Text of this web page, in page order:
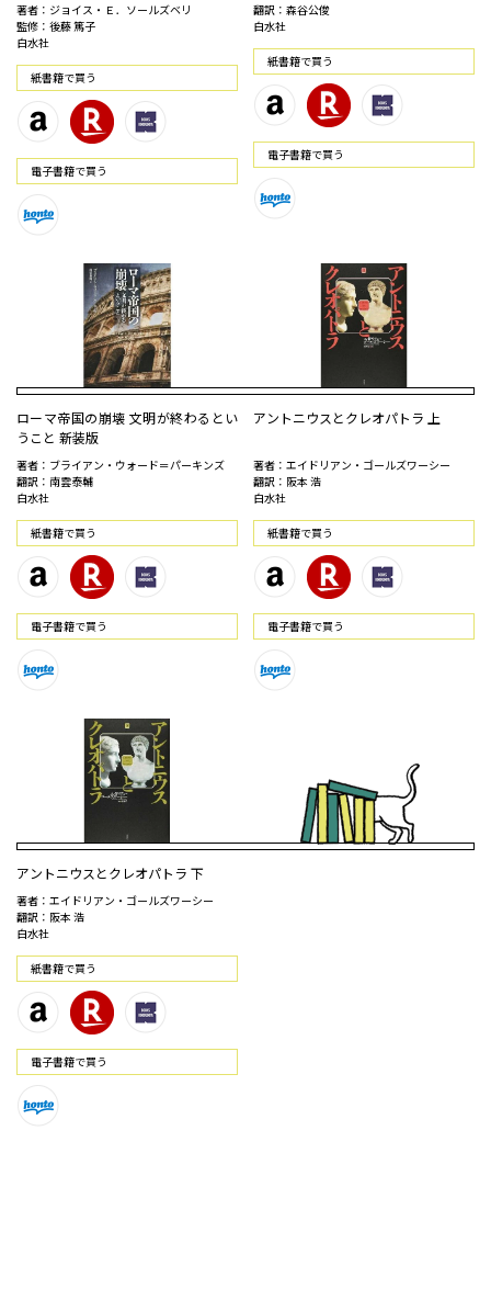
著者：ジョイス・Ｅ．ソールズベリ
監修：後藤 篤子
白水社
紙書籍で買う
電⼦書籍で買う
翻訳：森谷公俊
白水社
紙書籍で買う
電⼦書籍で買う
ローマ帝国の崩壊 文明が終わるとい
うこと 新装版
著者：ブライアン・ウォード＝パーキンズ
翻訳：南雲泰輔
白水社
紙書籍で買う
電⼦書籍で買う
アントニウスとクレオパトラ 上
著者：エイドリアン・ゴールズワーシー
翻訳：阪本 浩
白水社
紙書籍で買う
電⼦書籍で買う
アントニウスとクレオパトラ 下
著者：エイドリアン・ゴールズワーシー
翻訳：阪本 浩
白水社
紙書籍で買う
電⼦書籍で買う